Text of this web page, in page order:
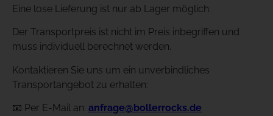
Eine lose Lieferung ist nur ab Lager möglich.
Der Transportpreis ist nicht im Preis inbegriffen und
muss individuell berechnet werden.
Kontaktieren Sie uns um ein unverbindliches
Transportangebot zu erhalten:
📧 Per E-Mail an: anfrage@bollerrocks.de